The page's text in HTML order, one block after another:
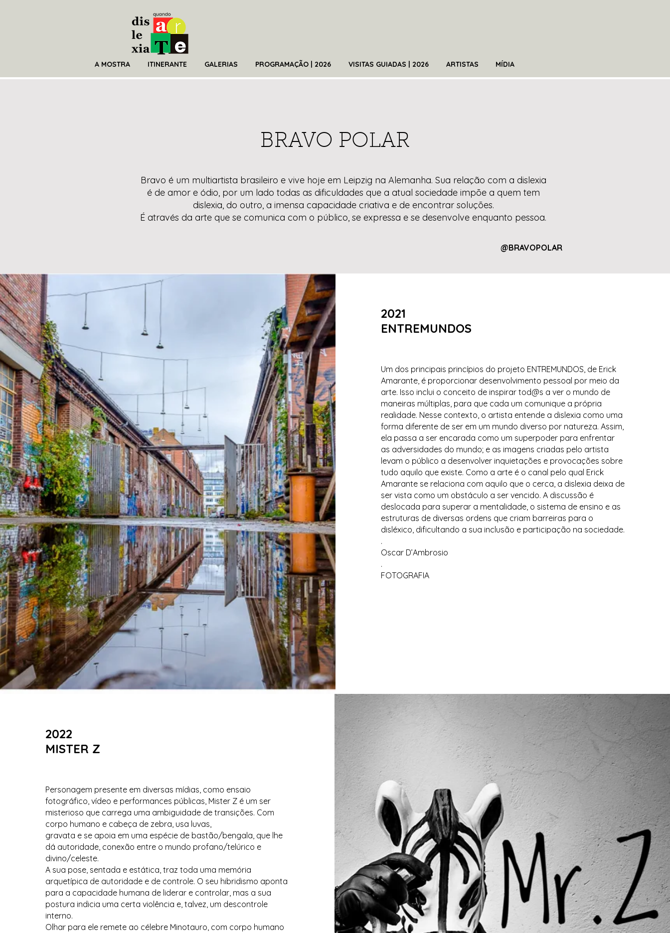
A MOSTRA ITINERANTE GALERIAS PROGRAMAÇÃO | 2026 VISITAS GUIADAS | 2026 ARTISTAS MÍDIA
BRAVO POLAR
Bravo é um multiartista brasileiro e vive hoje em Leipzig na Alemanha. Sua relação com a dislexia
é de amor e ódio, por um lado todas as dificuldades que a atual sociedade impõe a quem tem
dislexia, do outro, a imensa capacidade criativa e de encontrar soluções.
É através da arte que se comunica com o público, se expressa e se desenvolve enquanto pessoa.
@BRAVOPOLAR
2021
ENTREMUNDOS
Um dos principais princípios do projeto ENTREMUNDOS, de Erick
Amarante, é proporcionar desenvolvimento pessoal por meio da
arte. Isso inclui o conceito de inspirar tod@s a ver o mundo de
maneiras múltiplas, para que cada um comunique a própria
realidade. Nesse contexto, o artista entende a dislexia como uma
forma diferente de ser em um mundo diverso por natureza. Assim,
ela passa a ser encarada como um superpoder para enfrentar
as adversidades do mundo; e as imagens criadas pelo artista
levam o público a desenvolver inquietações e provocações sobre
tudo aquilo que existe. Como a arte é o canal pelo qual Erick
Amarante se relaciona com aquilo que o cerca, a dislexia deixa de
ser vista como um obstáculo a ser vencido. A discussão é
deslocada para superar a mentalidade, o sistema de ensino e as
estruturas de diversas ordens que criam barreiras para o
disléxico, dificultando a sua inclusão e participação na sociedade.
.
Oscar D’Ambrosio
.
FOTOGRAFIA
2022
MISTER Z
Personagem presente em diversas mídias, como ensaio
fotográfico, vídeo e performances públicas, Mister Z é um ser
misterioso que carrega uma ambiguidade de transições. Com
corpo humano e cabeça de zebra, usa luvas,
gravata e se apoia em uma espécie de bastão/bengala, que lhe
dá autoridade, conexão entre o mundo profano/telúrico e
divino/celeste.
A sua pose, sentada e estática, traz toda uma memória
arquetípica de autoridade e de controle. O seu hibridismo aponta
para a capacidade humana de liderar e controlar, mas a sua
postura indicia uma certa violência e, talvez, um descontrole
interno.
Olhar para ele remete ao célebre Minotauro, com corpo humano